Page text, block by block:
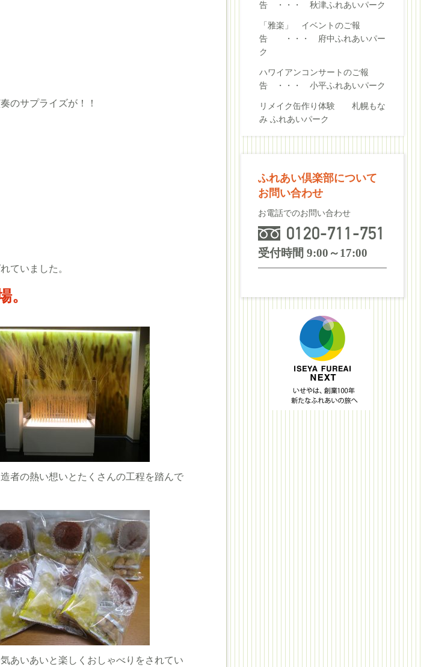
のサプライズが！！
ていました。
。
者の熱い想いとたくさんの工程を踏んで
あいあいと楽しくおしゃべりをされてい
告 ・・・ 秋津ふれあいパーク
「雅楽」 イベントのご報
告 ・・・ 府中ふれあいパー
ク
ハワイアンコンサートのご報
告 ・・・ 小平ふれあいパーク
リメイク缶作り体験 札幌もな
み ふれあいパーク
ふれあい倶楽部について
お問い合わせ
お電話でのお問い合わせ
受付時間 9:00～17:00